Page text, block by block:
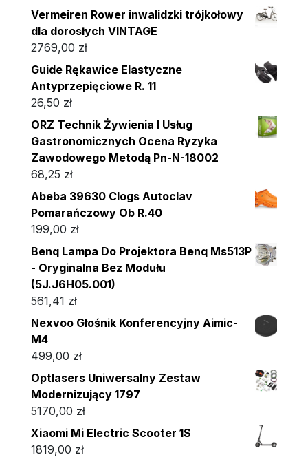
Vermeiren Rower inwalidzki trójkołowy
dla dorosłych VINTAGE
2769,00 zł
Guide Rękawice Elastyczne
Antyprzepięciowe R. 11
26,50 zł
ORZ Technik Żywienia I Usług
Gastronomicznych Ocena Ryzyka
Zawodowego Metodą Pn-N-18002
68,25 zł
Abeba 39630 Clogs Autoclav
Pomarańczowy Ob R.40
199,00 zł
Benq Lampa Do Projektora Benq Ms513P
- Oryginalna Bez Modułu
(5J.J6H05.001)
561,41 zł
Nexvoo Głośnik Konferencyjny Aimic-
M4
499,00 zł
Optlasers Uniwersalny Zestaw
Modernizujący 1797
5170,00 zł
Xiaomi Mi Electric Scooter 1S
1819,00 zł